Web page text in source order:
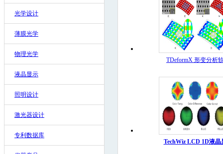
光学设计
薄膜光学
物理光学
液晶显示
照明设计
激光器设计
专利数据库
TDeformX 形变分析
TechWiz LCD 1D液晶